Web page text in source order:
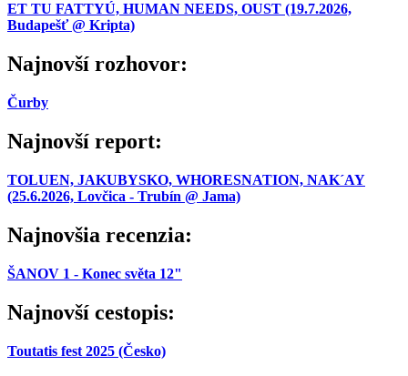
ET TU FATTYÚ, HUMAN NEEDS, OUST (19.7.2026,
Budapešť @ Kripta)
Najnovší rozhovor:
Čurby
Najnovší report:
TOLUEN, JAKUBYSKO, WHORESNATION, NAK´AY
(25.6.2026, Lovčica - Trubín @ Jama)
Najnovšia recenzia:
ŠANOV 1 - Konec světa 12"
Najnovší cestopis:
Toutatis fest 2025 (Česko)